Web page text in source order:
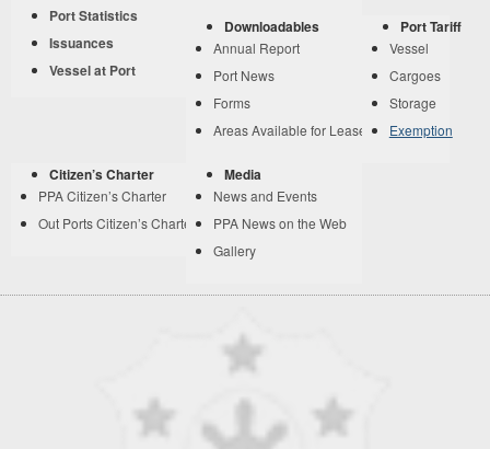
Port Statistics
Issuances
Vessel at Port
Downloadables
Annual Report
Port News
Forms
Areas Available for Lease
Port Tariff
Vessel
Cargoes
Storage
Exemption
Citizen’s Charter
PPA Citizen’s Charter
Out Ports Citizen’s Charter
Media
News and Events
PPA News on the Web
Gallery